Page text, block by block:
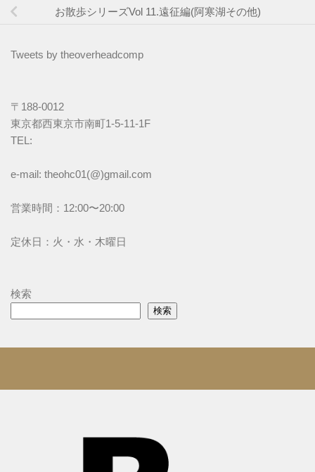
お散歩シリーズVol 11.遠征編(阿寒湖その他)
Tweets by theoverheadcomp
〒188-0012
東京都西東京市南町1-5-11-1F
TEL:
e-mail: theohc01(@)gmail.com
営業時間：12:00〜20:00
定休日：火・水・木曜日
検索
検索